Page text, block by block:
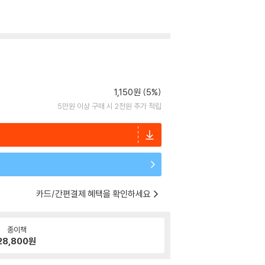
1,150원 (5%)
5만원 이상 구매 시 2천원 추가 적립
카드/간편결제 혜택을 확인하세요
종이책
원